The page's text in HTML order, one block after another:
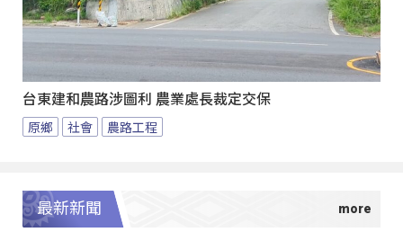
台東建和農路涉圖利 農業處長裁定交保
原鄉 社會 農路工程
最新新聞